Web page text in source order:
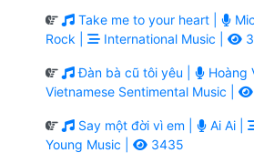
Take me to your heart |
Rock |
International Music |
Đàn bà cũ tôi yêu |
Hoàng
Vietnamese Sentimental Music |
Say một đời vì em | Ai Ai |
Young Music |
3435